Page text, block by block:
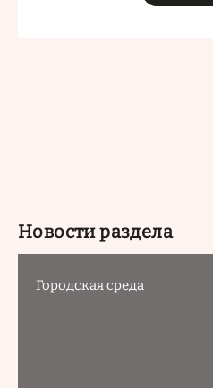
Новости раздела
Городская среда